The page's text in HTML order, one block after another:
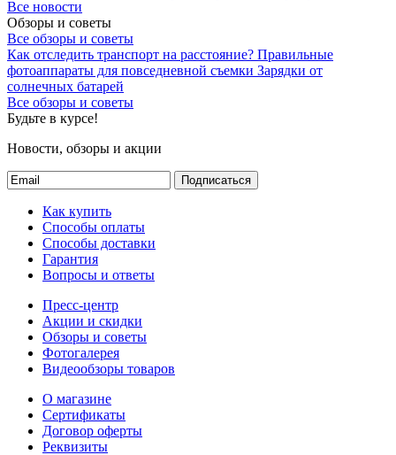
Все новости
Обзоры и советы
Все обзоры и советы
Как отследить транспорт на расстояние? Правильные
фотоаппараты для повседневной съемки Зарядки от
солнечных батарей
Все обзоры и советы
Будьте в курсе!
Новости, обзоры и акции
Подписаться
Как купить
Способы оплаты
Способы доставки
Гарантия
Вопросы и ответы
Пресс-центр
Акции и скидки
Обзоры и советы
Фотогалерея
Видеообзоры товаров
О магазине
Сертификаты
Договор оферты
Реквизиты